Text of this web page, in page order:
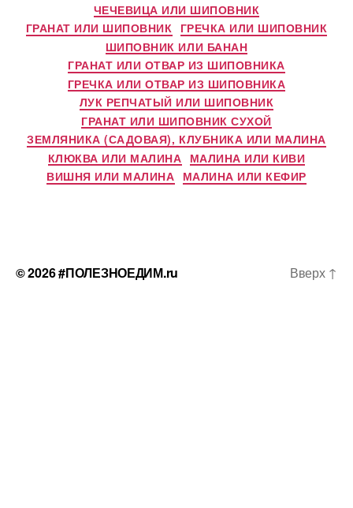
ЧЕЧЕВИЦА ИЛИ ШИПОВНИК
ГРАНАТ ИЛИ ШИПОВНИК ГРЕЧКА ИЛИ ШИПОВНИК
ШИПОВНИК ИЛИ БАНАН
ГРАНАТ ИЛИ ОТВАР ИЗ ШИПОВНИКА
ГРЕЧКА ИЛИ ОТВАР ИЗ ШИПОВНИКА
ЛУК РЕПЧАТЫЙ ИЛИ ШИПОВНИК
ГРАНАТ ИЛИ ШИПОВНИК СУХОЙ
ЗЕМЛЯНИКА (САДОВАЯ), КЛУБНИКА ИЛИ МАЛИНА
КЛЮКВА ИЛИ МАЛИНА МАЛИНА ИЛИ КИВИ
ВИШНЯ ИЛИ МАЛИНА МАЛИНА ИЛИ КЕФИР
© 2026#ПОЛЕЗНОЕДИМ.ru Вверх ↑